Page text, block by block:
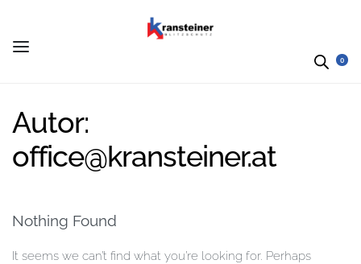
0
Autor:
office@kransteiner.at
Nothing Found
It seems we can’t find what you’re looking for. Perhaps